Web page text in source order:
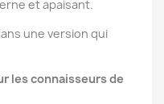
et apaisant.
une version qui
les connaisseurs de